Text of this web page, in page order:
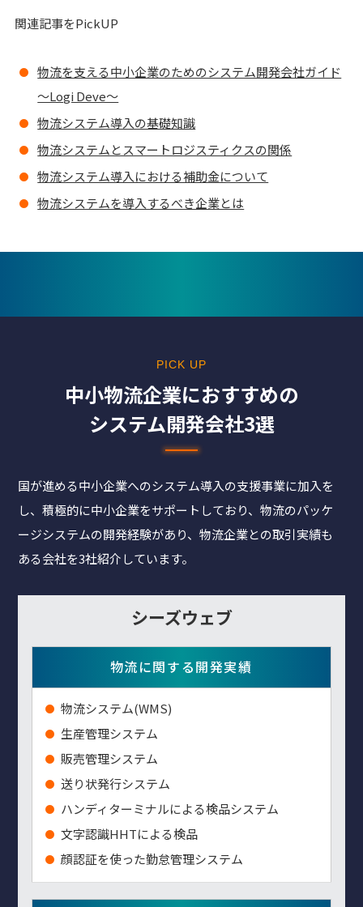
関連記事をPickUP
物流を支える中小企業のためのシステム開発会社ガイド
～Logi Deve～
物流システム導入の基礎知識
物流システムとスマートロジスティクスの関係
物流システム導入における補助金について
物流システムを導入するべき企業とは
PICK UP
中⼩物流企業におすすめの
システム開発会社3選
国が進める中小企業へのシステム導入の支援事業に加入を
し、積極的に中小企業をサポートしており、物流のパッケ
ージシステムの開発経験があり、物流企業との取引実績も
ある会社を3社紹介しています。
シーズウェブ
物流に関する開発実績
物流システム(WMS)
生産管理システム
販売管理システム
送り状発行システム
ハンディターミナルによる検品システム
⽂字認識HHTによる検品
顔認証を使った勤怠管理システム